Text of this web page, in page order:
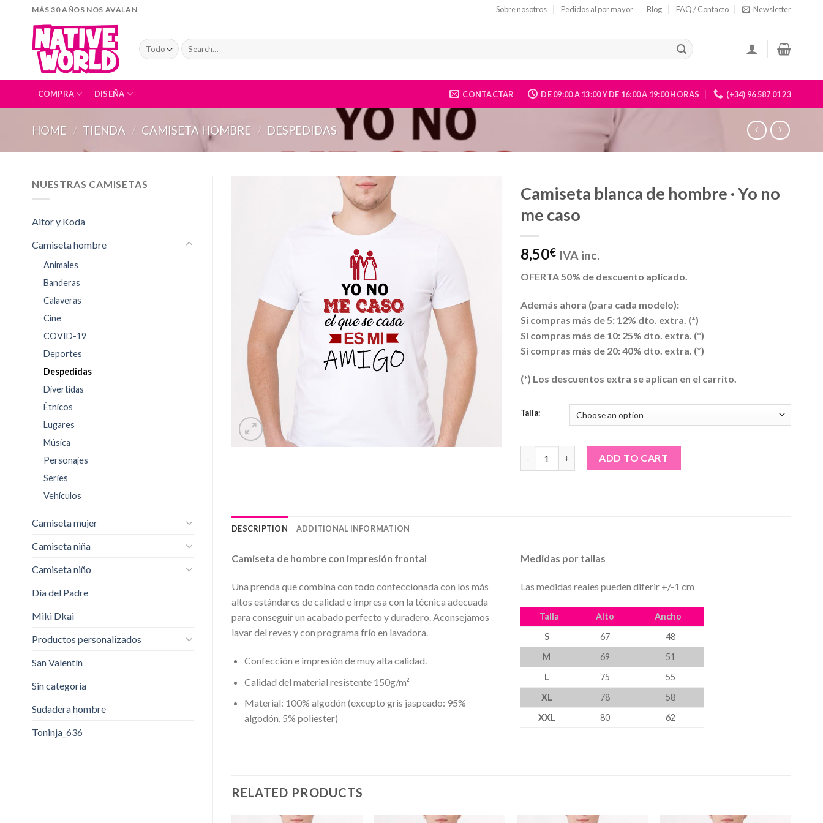
MÁS 30 AÑOS NOS AVALAN Sobre nosotros Pedidos al por mayor Blog FAQ / Contacto Newsletter
Search
for:
COMPRA DISEÑA CONTACTAR DE 09:00 A 13:00 Y DE 16:00 A 19:00 HORAS (+34) 96 587 01 23
HOME / TIENDA / CAMISETA HOMBRE / DESPEDIDAS
NUESTRAS CAMISETAS
Aitor y Koda
Camiseta hombre
Animales
Banderas
Calaveras
Cine
COVID-19
Deportes
Despedidas
Divertidas
Étnicos
Lugares
Música
Personajes
Series
Vehículos
Camiseta mujer
Camiseta niña
Camiseta niño
Día del Padre
Miki Dkai
Productos personalizados
San Valentín
Sin categoría
Sudadera hombre
Toninja_636
Camiseta blanca de hombre · Yo no
me caso
8,50€ IVA inc.
OFERTA 50% de descuento aplicado.
Además ahora (para cada modelo):
Si compras más de 5: 12% dto. extra. (*)
Si compras más de 10: 25% dto. extra. (*)
Si compras más de 20: 40% dto. extra. (*)
(*) Los descuentos extra se aplican en el carrito.
Talla:
Camiseta blanca de hombre · Yo no me caso quantity
ADD TO CART
DESCRIPTION ADDITIONAL INFORMATION
Camiseta de hombre con impresión frontal
Una prenda que combina con todo confeccionada con los más
altos estándares de calidad e impresa con la técnica adecuada
para conseguir un acabado perfecto y duradero. Aconsejamos
lavar del reves y con programa frío en lavadora.
Confección e impresión de muy alta calidad.
Calidad del material resistente 150g/m²
Material: 100% algodón (excepto gris jaspeado: 95%
algodón, 5% poliester)
Medidas por tallas
Las medidas reales pueden diferir +/-1 cm
Talla Alto
Ancho
S
67
48
M
69
51
L
75
55
XL
78
58
XXL
80 62
RELATED PRODUCTS